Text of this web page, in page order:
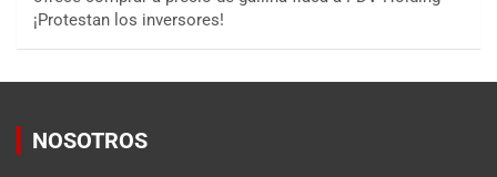
¡Protestan los inversores!
NOSOTROS